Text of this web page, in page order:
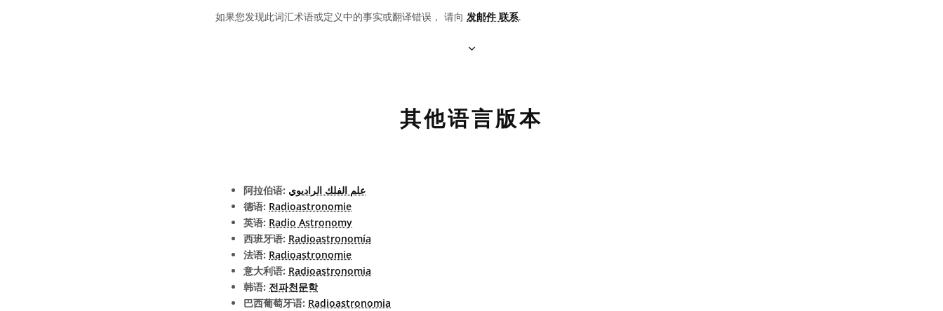
如果您发现此词汇术语或定义中的事实或翻译错误， 请向 发邮件 联系.
其他语言版本
阿拉伯语: علم الفلك الراديوي
德语: Radioastronomie
英语: Radio Astronomy
西班牙语: Radioastronomía
法语: Radioastronomie
意大利语: Radioastronomia
韩语: 전파천문학
巴西葡萄牙语: Radioastronomia